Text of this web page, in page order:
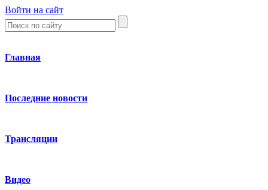
Войти на сайт
Главная
Последние новости
Трансляции
Видео